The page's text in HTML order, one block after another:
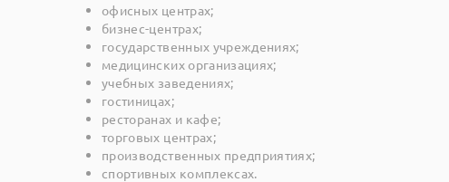
офисных центрах;
бизнес-центрах;
государственных учреждениях;
медицинских организациях;
учебных заведениях;
гостиницах;
ресторанах и кафе;
торговых центрах;
производственных предприятиях;
спортивных комплексах.